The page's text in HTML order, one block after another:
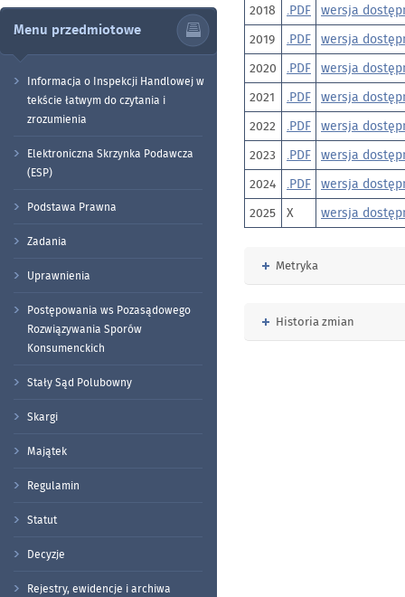
Menu przedmiotowe
Informacja o Inspekcji Handlowej w
tekście łatwym do czytania i
zrozumienia
Elektroniczna Skrzynka Podawcza
(ESP)
Podstawa Prawna
Zadania
Uprawnienia
Postępowania ws Pozasądowego
Rozwiązywania Sporów
Konsumenckich
Stały Sąd Polubowny
Skargi
Majątek
Regulamin
Statut
Decyzje
Rejestry, ewidencje i archiwa
2018
.PDF wersja
2019
.PDF wersja
2020 .PDF wersja
2021
.PDF wersja
2022 .PDF wersja
2023 .PDF wersja
2024 .PDF wersja
2025 X wersja
Rozwiń
Metryka
Rozwiń
Historia zmian